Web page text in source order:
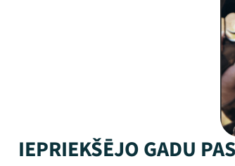
IEPRIEKŠĒJO GADU